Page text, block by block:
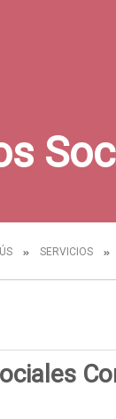
SERVICIOS